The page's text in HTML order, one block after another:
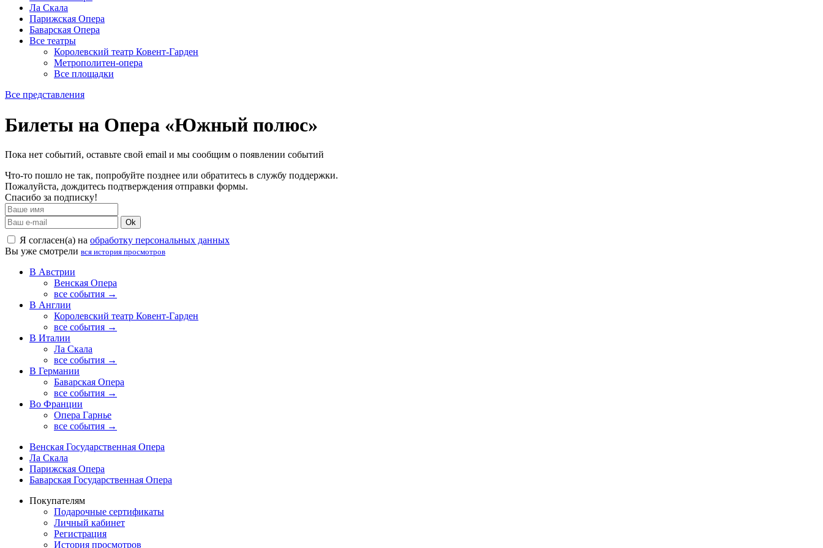
Ла Скала
Парижская Опера
Баварская Опера
Все театры
Королевский театр Ковент-Гарден
Метрополитен-опера
Все площадки
Все представления
Билеты на Опера «Южный полюс»
Пока нет событий, оставьте свой email и мы сообщим о появлении событий
Что-то пошло не так, попробуйте позднее или обратитесь в службу поддержки.
Пожалуйста, дождитесь подтверждения отправки формы.
Спасибо за подписку!
Ok
Я согласен(а) на обработку персональных данных
Вы уже смотрели вся история просмотров
В Австрии
Венская Опера
все события →
В Англии
Королевский театр Ковент-Гарден
все события →
В Италии
Ла Скала
все события →
В Германии
Баварская Опера
все события →
Во Франции
Опера Гарнье
все события →
Венская Государственная Опера
Ла Скала
Парижская Опера
Баварская Государственная Опера
Покупателям
Подарочные сертификаты
Личный кабинет
Регистрация
История просмотров